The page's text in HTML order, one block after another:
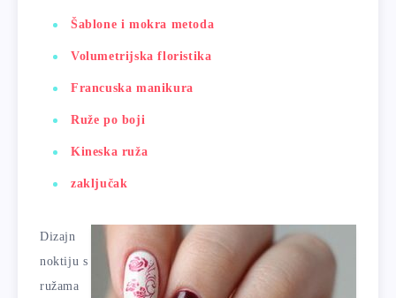
Šablone i mokra metoda
Volumetrijska floristika
Francuska manikura
Ruže po boji
Kineska ruža
zaključak
Dizajn
noktiju s
ružama